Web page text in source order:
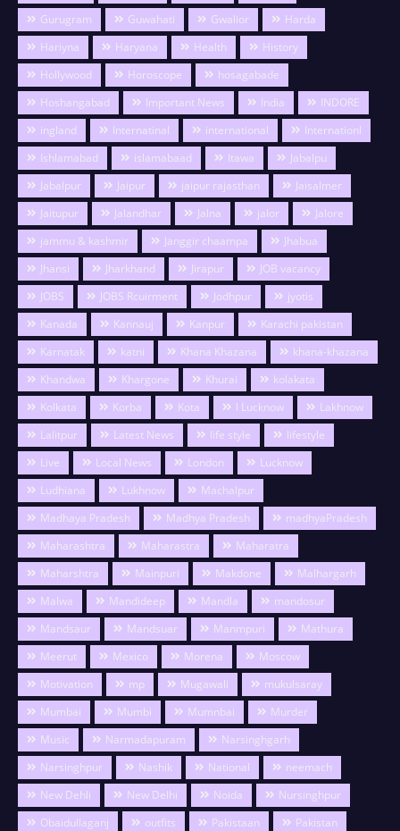
Gurugram
Guwahati Gwalior
Harda
Hariyna
Haryana Health
History
Hollywood
Horoscope
hosagabade
Hoshangabad
Important News India
INDORE
ingland
Internatinal international
Internationl
Ishlamabad
islamabaad Itawa
Jabalpu
Jabalpur
Jaipur jaipur rajasthan
Jaisalmer
Jaitupur
Jalandhar Jalna jalor
Jalore
jammu & kashmir
Janggir chaampa
Jhabua
Jhansi
Jharkhand Jirapur
JOB vacancy
JOBS
JOBS Rcuirment Jodhpur
jyotis
Kanada
Kannauj Kanpur
Karachi pakistan
Karnatak
katni Khana Khazana
khana-khazana
Khandwa
Khargone Khurai
kolakata
Kolkata
Korba Kota l Lucknow
Lakhnow
Lalitpur
Latest News life style
lifestyle
Live
Local News London
Lucknow
Ludhiana
Lukhnow
Machalpur
Madhaya Pradesh
Madhya Pradesh
madhyaPradesh
Maharashtra
Maharastra
Maharatra
Maharshtra
Mainpuri Makdone
Malhargarh
Malwa
Mandideep Mandla
mandosur
Mandsaur
Mandsuar Manmpuri
Mathura
Meerut
Mexico Morena
Moscow
Motivation
mp Mugawali
mukulsaray
Mumbai
Mumbi Mumnbai
Murder
Music
Narmadapuram
Narsinghgarh
Narsinghpur
Nashik National
neemach
New Dehli
New Delhi Noida
Nursinghpur
Obaidullaganj
outfits Pakistaan
Pakistan